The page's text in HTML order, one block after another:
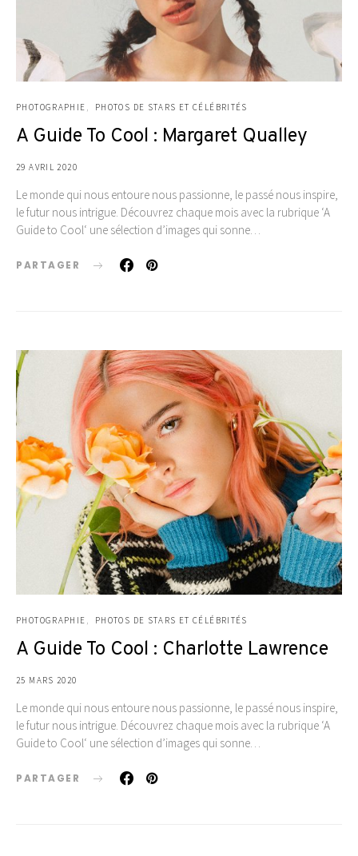
PHOTOGRAPHIE PHOTOS DE STARS ET CÉLÉBRITÉS
A Guide To Cool : Margaret Qualley
29 AVRIL 2020
Le monde qui nous entoure nous passionne, le passé nous inspire,
le futur nous intrigue. Découvrez chaque mois avec la rubrique ‘A
Guide to Cool‘ une sélection d’images qui sonne…
PARTAGER
PHOTOGRAPHIE PHOTOS DE STARS ET CÉLÉBRITÉS
A Guide To Cool : Charlotte Lawrence
25 MARS 2020
Le monde qui nous entoure nous passionne, le passé nous inspire,
le futur nous intrigue. Découvrez chaque mois avec la rubrique ‘A
Guide to Cool‘ une sélection d’images qui sonne…
PARTAGER